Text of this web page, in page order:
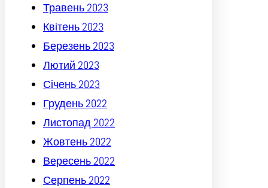
Травень 2023
Квітень 2023
Березень 2023
Лютий 2023
Січень 2023
Грудень 2022
Листопад 2022
Жовтень 2022
Вересень 2022
Серпень 2022